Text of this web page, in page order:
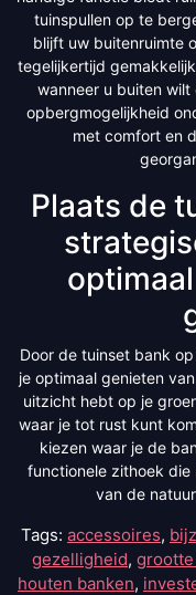
tuinspullen op te
blijft uw buitenruimte
tegelijkertijd
wanneer u buiten
opbergmogelijkheid
met comfort en
Plaats de
Door de tuinset bank
je optimaal genieten
uitzicht hebt op je
waar je tot rust kunt
kiezen waar je de
functionele zithoek
van de
Tags: accessoires,
gezelligheid,
houten banken,